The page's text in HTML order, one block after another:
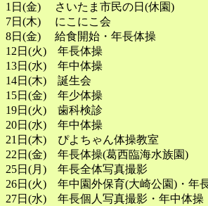
1日(金) さいたま市民の日(休園)
7日(木) にこにこ会
8日(金) 給食開始・年長体操
12日(火) 年長体操
13日(水) 年中体操
14日(木) 誕生会
15日(金) 年少体操
19日(火) 歯科検診
20日(水) 年中体操
21日(木) ぴよちゃん体操教室
22日(金) 年長体操(葛西臨海水族園)
25日(月) 年長全体写真撮影
26日(火) 年中園外保育(大崎公園)・年
27日(水) 年長個人写真撮影・年中体操